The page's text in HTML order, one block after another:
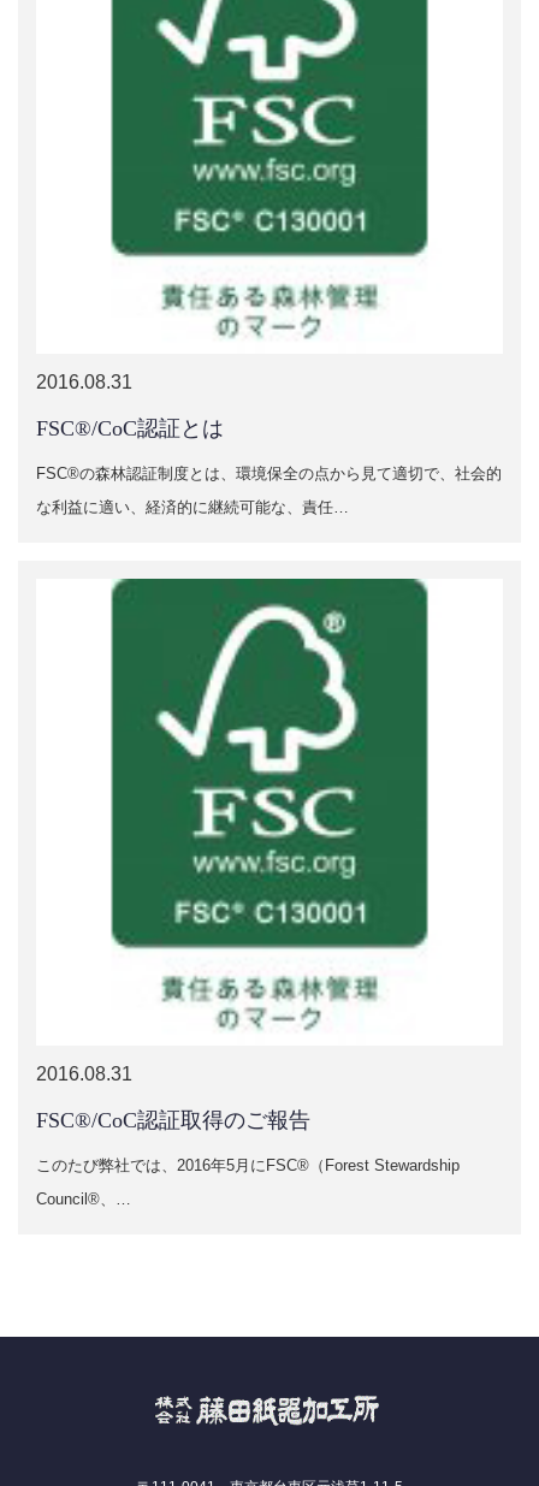
2016.08.31
FSC®/CoC認証とは
FSC®の森林認証制度とは、環境保全の点から見て適切で、社会的
な利益に適い、経済的に継続可能な、責任…
2016.08.31
FSC®/CoC認証取得のご報告
このたび弊社では、2016年5月にFSC®（Forest Stewardship
Council®、…